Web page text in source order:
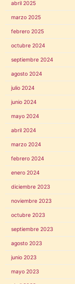
abril 2025
marzo 2025
febrero 2025
octubre 2024
septiembre 2024
agosto 2024
julio 2024
junio 2024
mayo 2024
abril 2024
marzo 2024
febrero 2024
enero 2024
diciembre 2023
noviembre 2023
octubre 2023
septiembre 2023
agosto 2023
junio 2023
mayo 2023